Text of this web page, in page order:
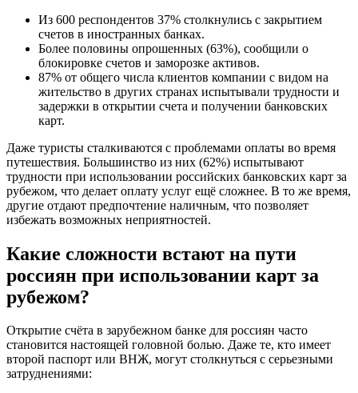
Из 600 респондентов 37% столкнулись с закрытием
счетов в иностранных банках.
Более половины опрошенных (63%), сообщили о
блокировке счетов и заморозке активов.
87% от общего числа клиентов компании с видом на
жительство в других странах испытывали трудности и
задержки в открытии счета и получении банковских
карт.
Даже туристы сталкиваются с проблемами оплаты во время
путешествия. Большинство из них (62%) испытывают
трудности при использовании российских банковских карт за
рубежом, что делает оплату услуг ещё сложнее. В то же время,
другие отдают предпочтение наличным, что позволяет
избежать возможных неприятностей.
Какие сложности встают на пути
россиян при использовании карт за
рубежом?
Открытие счёта в зарубежном банке для россиян часто
становится настоящей головной болью. Даже те, кто имеет
второй паспорт или ВНЖ, могут столкнуться с серьезными
затруднениями: